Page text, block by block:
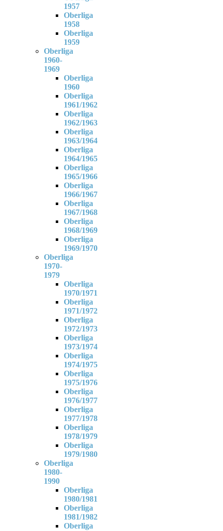
1957
Oberliga
1958
Oberliga
1959
Oberliga
1960-
1969
Oberliga
1960
Oberliga
1961/1962
Oberliga
1962/1963
Oberliga
1963/1964
Oberliga
1964/1965
Oberliga
1965/1966
Oberliga
1966/1967
Oberliga
1967/1968
Oberliga
1968/1969
Oberliga
1969/1970
Oberliga
1970-
1979
Oberliga
1970/1971
Oberliga
1971/1972
Oberliga
1972/1973
Oberliga
1973/1974
Oberliga
1974/1975
Oberliga
1975/1976
Oberliga
1976/1977
Oberliga
1977/1978
Oberliga
1978/1979
Oberliga
1979/1980
Oberliga
1980-
1990
Oberliga
1980/1981
Oberliga
1981/1982
Oberliga